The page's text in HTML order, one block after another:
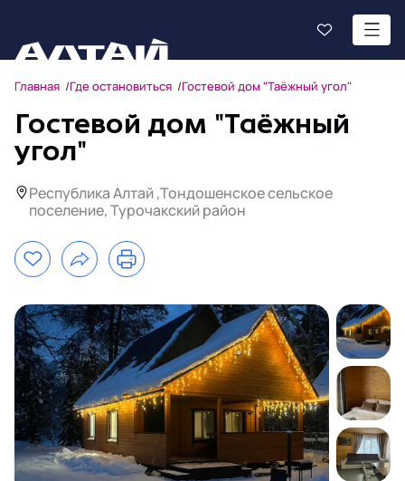
Главная Где остановиться Гостевой дом "Таёжный угол"
Гостевой дом "Таёжный
угол"
Республика Алтай ,Тондошенское сельское
поселение, Турочакский район